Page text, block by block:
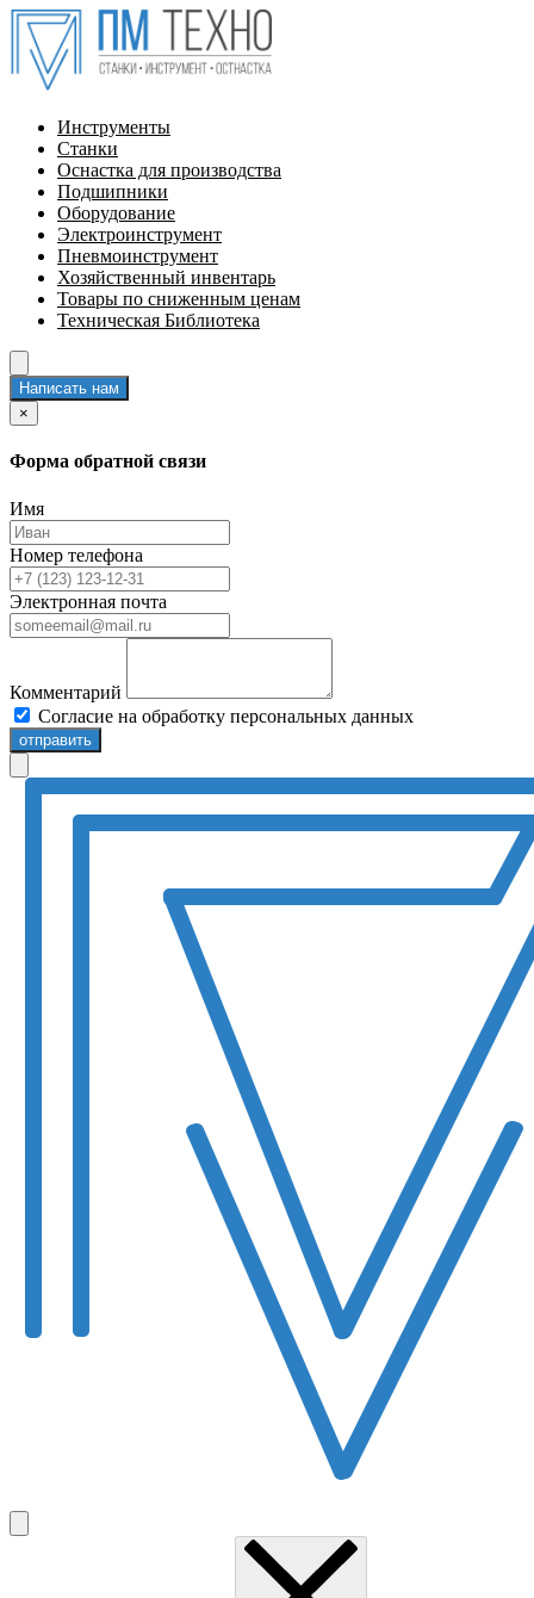
Инструменты
Станки
Оснастка для производства
Подшипники
Оборудование
Электроинструмент
Пневмоинструмент
Хозяйственный инвентарь
Товары по сниженным ценам
Техническая Библиотека
Написать нам
×
Форма обратной связи
Имя
Номер телефона
Электронная почта
Комментарий
Согласие на обработку персональных данных
отправить